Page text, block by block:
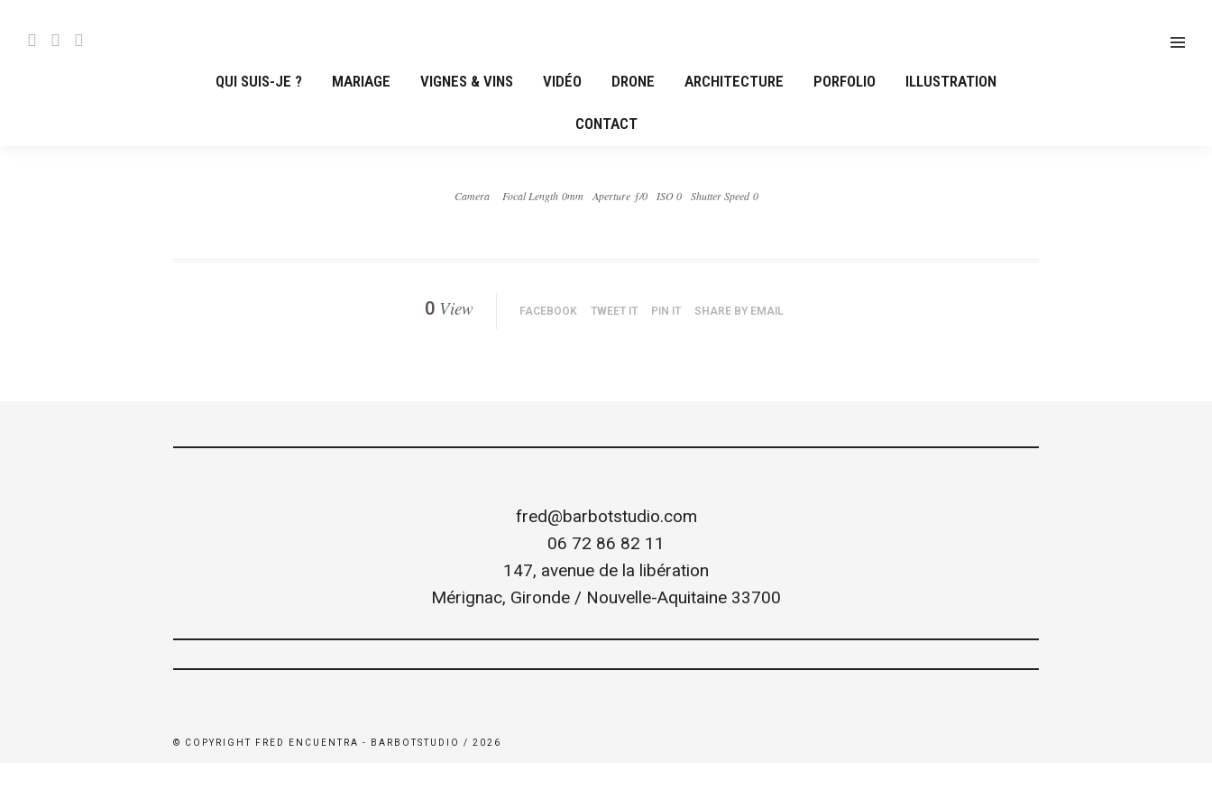
QUI SUIS-JE ? MARIAGE VIGNES & VINS VIDÉO DRONE ARCHITECTURE PORFOLIO ILLUSTRATION
CONTACT
Camera Focal Length 0mm Aperture ƒ/0 ISO 0 Shutter Speed 0
0 View FACEBOOK TWEET IT PIN IT SHARE BY EMAIL
fred@barbotstudio.com
06 72 86 82 11
147, avenue de la libération
Mérignac, Gironde / Nouvelle-Aquitaine 33700
© COPYRIGHT FRED ENCUENTRA - BARBOTSTUDIO / 2026